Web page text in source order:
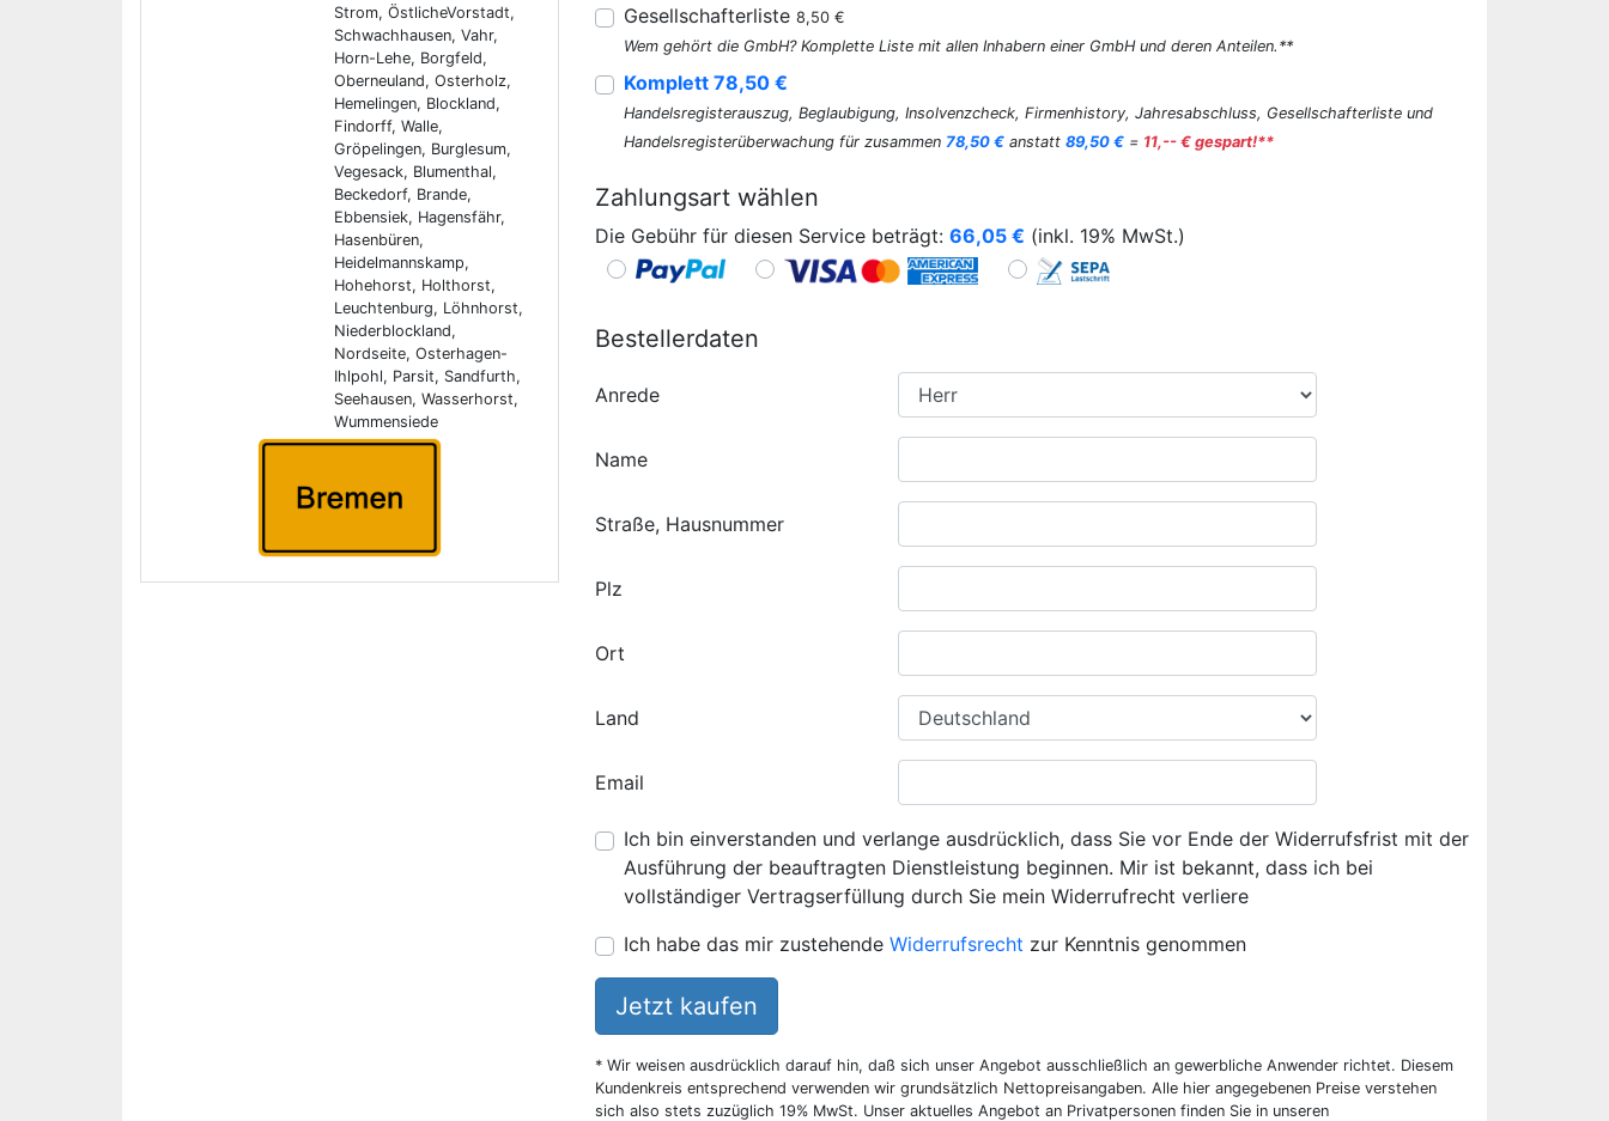
Strom, ÖstlicheVorstadt,
Schwachhausen, Vahr,
Horn-Lehe, Borgfeld,
Oberneuland, Osterholz,
Hemelingen, Blockland,
Findorff, Walle,
Gröpelingen, Burglesum,
Vegesack, Blumenthal,
Beckedorf, Brande,
Ebbensiek, Hagensfähr,
Hasenbüren,
Heidelmannskamp,
Hohehorst, Holthorst,
Leuchtenburg, Löhnhorst,
Niederblockland,
Nordseite, Osterhagen-
Ihlpohl, Parsit, Sandfurth,
Seehausen, Wasserhorst,
Wummensiede
Gesellschafterliste 8,50 €
Wem gehört die GmbH? Komplette Liste mit allen Inhabern einer GmbH und deren Anteilen.**
Komplett 78,50 €
Handelsregisterauszug, Beglaubigung, Insolvenzcheck, Firmenhistory, Jahresabschluss, Gesellschafterliste und
Handelsregisterüberwachung für zusammen 78,50 € anstatt 89,50 € = 11,-- € gespart!**
Zahlungsart wählen
Die Gebühr für diesen Service beträgt: 66,05 € (inkl. 19% MwSt.)
Bestellerdaten
Anrede
Name
Straße, Hausnummer
Plz
Ort
Land
Email
Ich bin einverstanden und verlange ausdrücklich, dass Sie vor Ende der Widerrufsfrist mit der
Ausführung der beauftragten Dienstleistung beginnen. Mir ist bekannt, dass ich bei
vollständiger Vertragserfüllung durch Sie mein Widerrufrecht verliere
Ich habe das mir zustehende Widerrufsrecht zur Kenntnis genommen
Jetzt kaufen
* Wir weisen ausdrücklich darauf hin, daß sich unser Angebot ausschließlich an gewerbliche Anwender richtet. Diesem
Kundenkreis entsprechend verwenden wir grundsätzlich Nettopreisangaben. Alle hier angegebenen Preise verstehen
sich also stets zuzüglich 19% MwSt. Unser aktuelles Angebot an Privatpersonen finden Sie in unseren